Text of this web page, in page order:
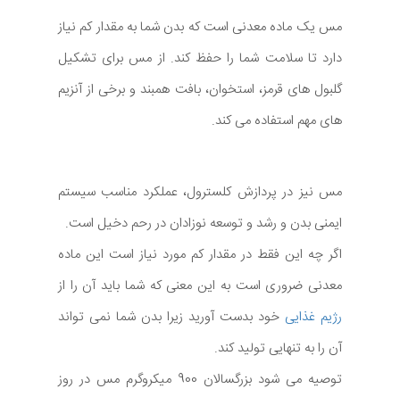
مس یک ماده معدنی است که بدن شما به مقدار کم نیاز
دارد تا سلامت شما را حفظ کند. از مس برای تشکیل
گلبول های قرمز، استخوان، بافت همبند و برخی از آنزیم
های مهم استفاده می کند.
مس نیز در پردازش کلسترول، عملکرد مناسب سیستم
ایمنی بدن و رشد و توسعه نوزادان در رحم دخیل است.
اگر چه این فقط در مقدار کم مورد نیاز است این ماده
معدنی ضروری است به این معنی که شما باید آن را از
رژیم غذایی خود بدست آورید زیرا بدن شما نمی تواند
آن را به تنهایی تولید کند.
توصیه می شود بزرگسالان 900 میکروگرم مس در روز